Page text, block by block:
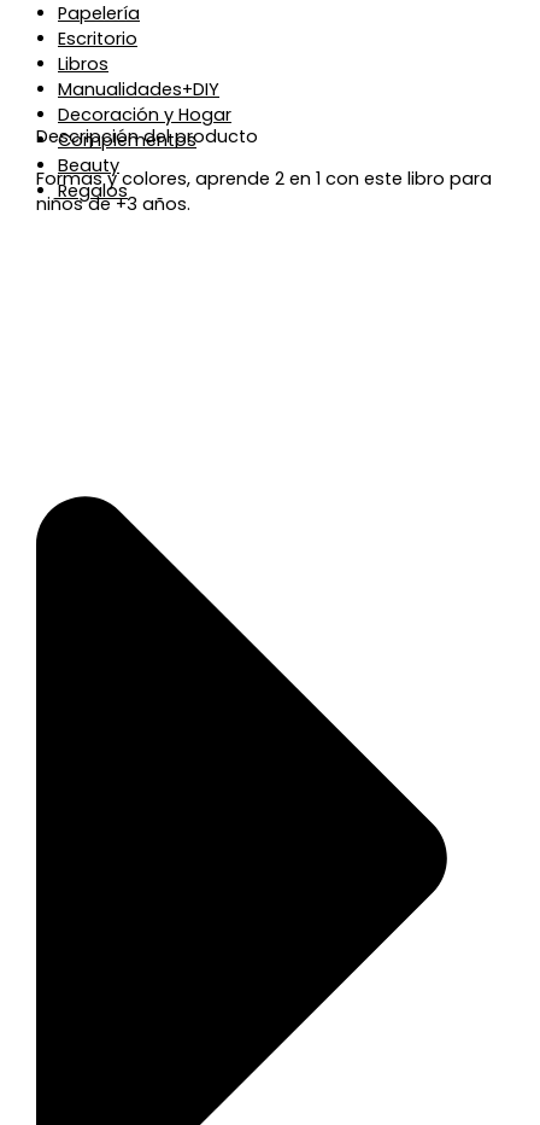
Papelería
Escritorio
Libros
Manualidades+DIY
Decoración y Hogar
Complementos
Beauty
Regalos
Descripción del producto
Formas y colores, aprende 2 en 1 con este libro para
niños de +3 años.